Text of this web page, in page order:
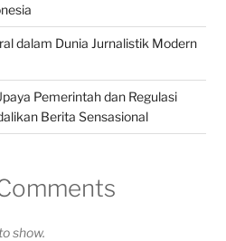
dalam Dunia Jurnalistik Modern
Pemerintah dan Regulasi
Berita Sensasional
show.